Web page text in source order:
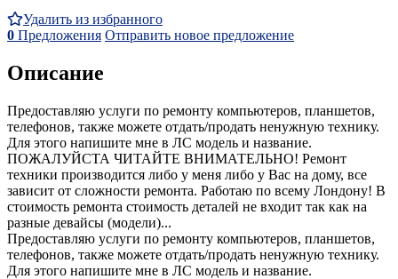
Удалить из избранного
0 Предложения Отправить новое предложение
Описание
Предоставляю услуги по ремонту компьютеров, планшетов,
телефонов, также можете отдать/продать ненужную технику.
Для этого напишите мне в ЛС модель и название.
ПОЖАЛУЙСТА ЧИТАЙТЕ ВНИМАТЕЛЬНО! Ремонт
техники производится либо у меня либо у Вас на дому, все
зависит от сложности ремонта. Работаю по всему Лондону! В
стоимость ремонта стоимость деталей не входит так как на
разные девайсы (модели)...
Предоставляю услуги по ремонту компьютеров, планшетов,
телефонов, также можете отдать/продать ненужную технику.
Для этого напишите мне в ЛС модель и название.